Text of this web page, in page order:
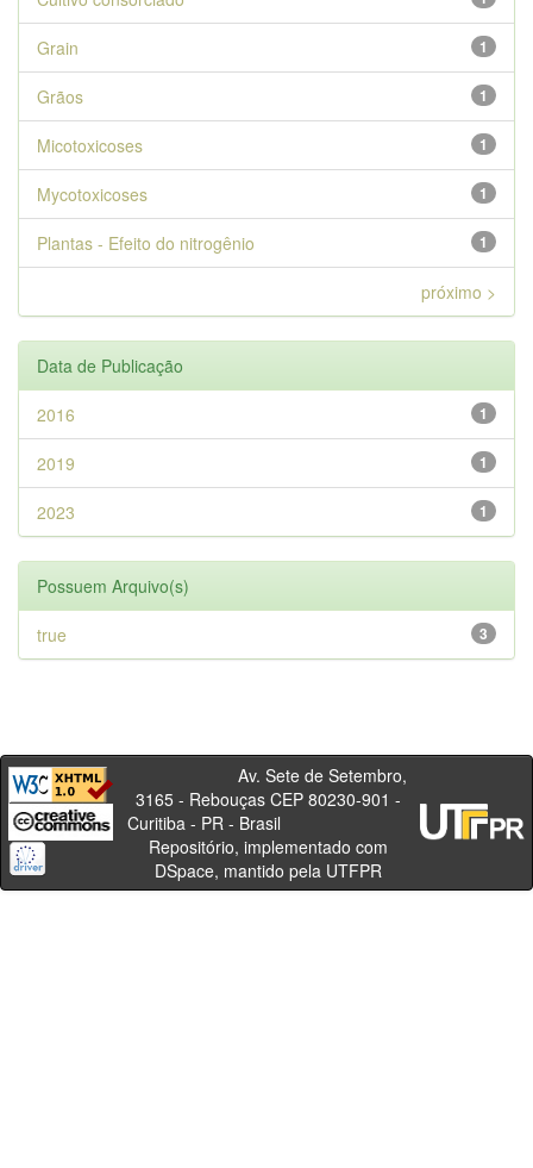
1
Grain
1
Grãos
1
Micotoxicoses
1
Mycotoxicoses
1
Plantas - Efeito do nitrogênio
próximo >
Data de Publicação
1
2016
1
2019
1
2023
Possuem Arquivo(s)
3
true
Av. Sete de Setembro,
3165 - Rebouças CEP 80230-901 -
Curitiba - PR - Brasil
Repositório, implementado com
DSpace, mantido pela UTFPR